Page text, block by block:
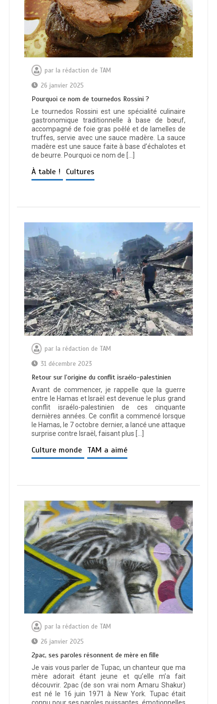
par la rédaction de TAM
26 janvier 2025
Pourquoi ce nom de tournedos Rossini ?
Le tournedos Rossini est une spécialité culinaire
gastronomique traditionnelle à base de bœuf,
accompagné de foie gras poêlé et de lamelles de
truffes, servie avec une sauce madère. La sauce
madère est une sauce faite à base d’échalotes et
de beurre. Pourquoi ce nom de […]
À table ! Cultures
par la rédaction de TAM
31 décembre 2023
Retour sur l’origine du conflit israélo-palestinien
Avant de commencer, je rappelle que la guerre
entre le Hamas et Israël est devenue le plus grand
conflit israélo-palestinien de ces cinquante
dernières années. Ce conflit a commencé lorsque
le Hamas, le 7 octobre dernier, a lancé une attaque
surprise contre Israël, faisant plus […]
Culture monde TAM a aimé
par la rédaction de TAM
26 janvier 2025
2pac, ses paroles résonnent de mère en fille
Je vais vous parler de Tupac, un chanteur que ma
mère adorait étant jeune et qu’elle m’a fait
découvrir. 2pac (de son vrai nom Amaru Shakur)
est né le 16 juin 1971 à New York. Tupac était